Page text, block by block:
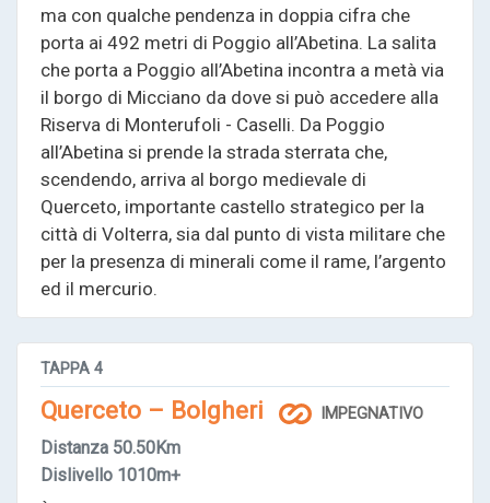
ma con qualche pendenza in doppia cifra che
porta ai 492 metri di Poggio all’Abetina. La salita
che porta a Poggio all’Abetina incontra a metà via
il borgo di Micciano da dove si può accedere alla
Riserva di Monterufoli - Caselli. Da Poggio
all’Abetina si prende la strada sterrata che,
scendendo, arriva al borgo medievale di
Querceto, importante castello strategico per la
città di Volterra, sia dal punto di vista militare che
per la presenza di minerali come il rame, l’argento
ed il mercurio.
TAPPA 4
Querceto – Bolgheri IMPEGNATIVO
Distanza 50.50Km
Dislivello 1010m+